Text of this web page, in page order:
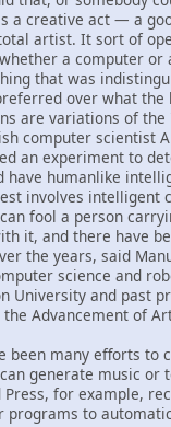
a creative act — a
artist. It sort of
a computer or
that was
over what the
are variations of the
computer scientist
an experiment to
have humanlike
involves intelligent
fool a person
it, and there have
the years, said
science and
University and past
Advancement of
been many efforts to
generate music or
Press, for example,
programs to